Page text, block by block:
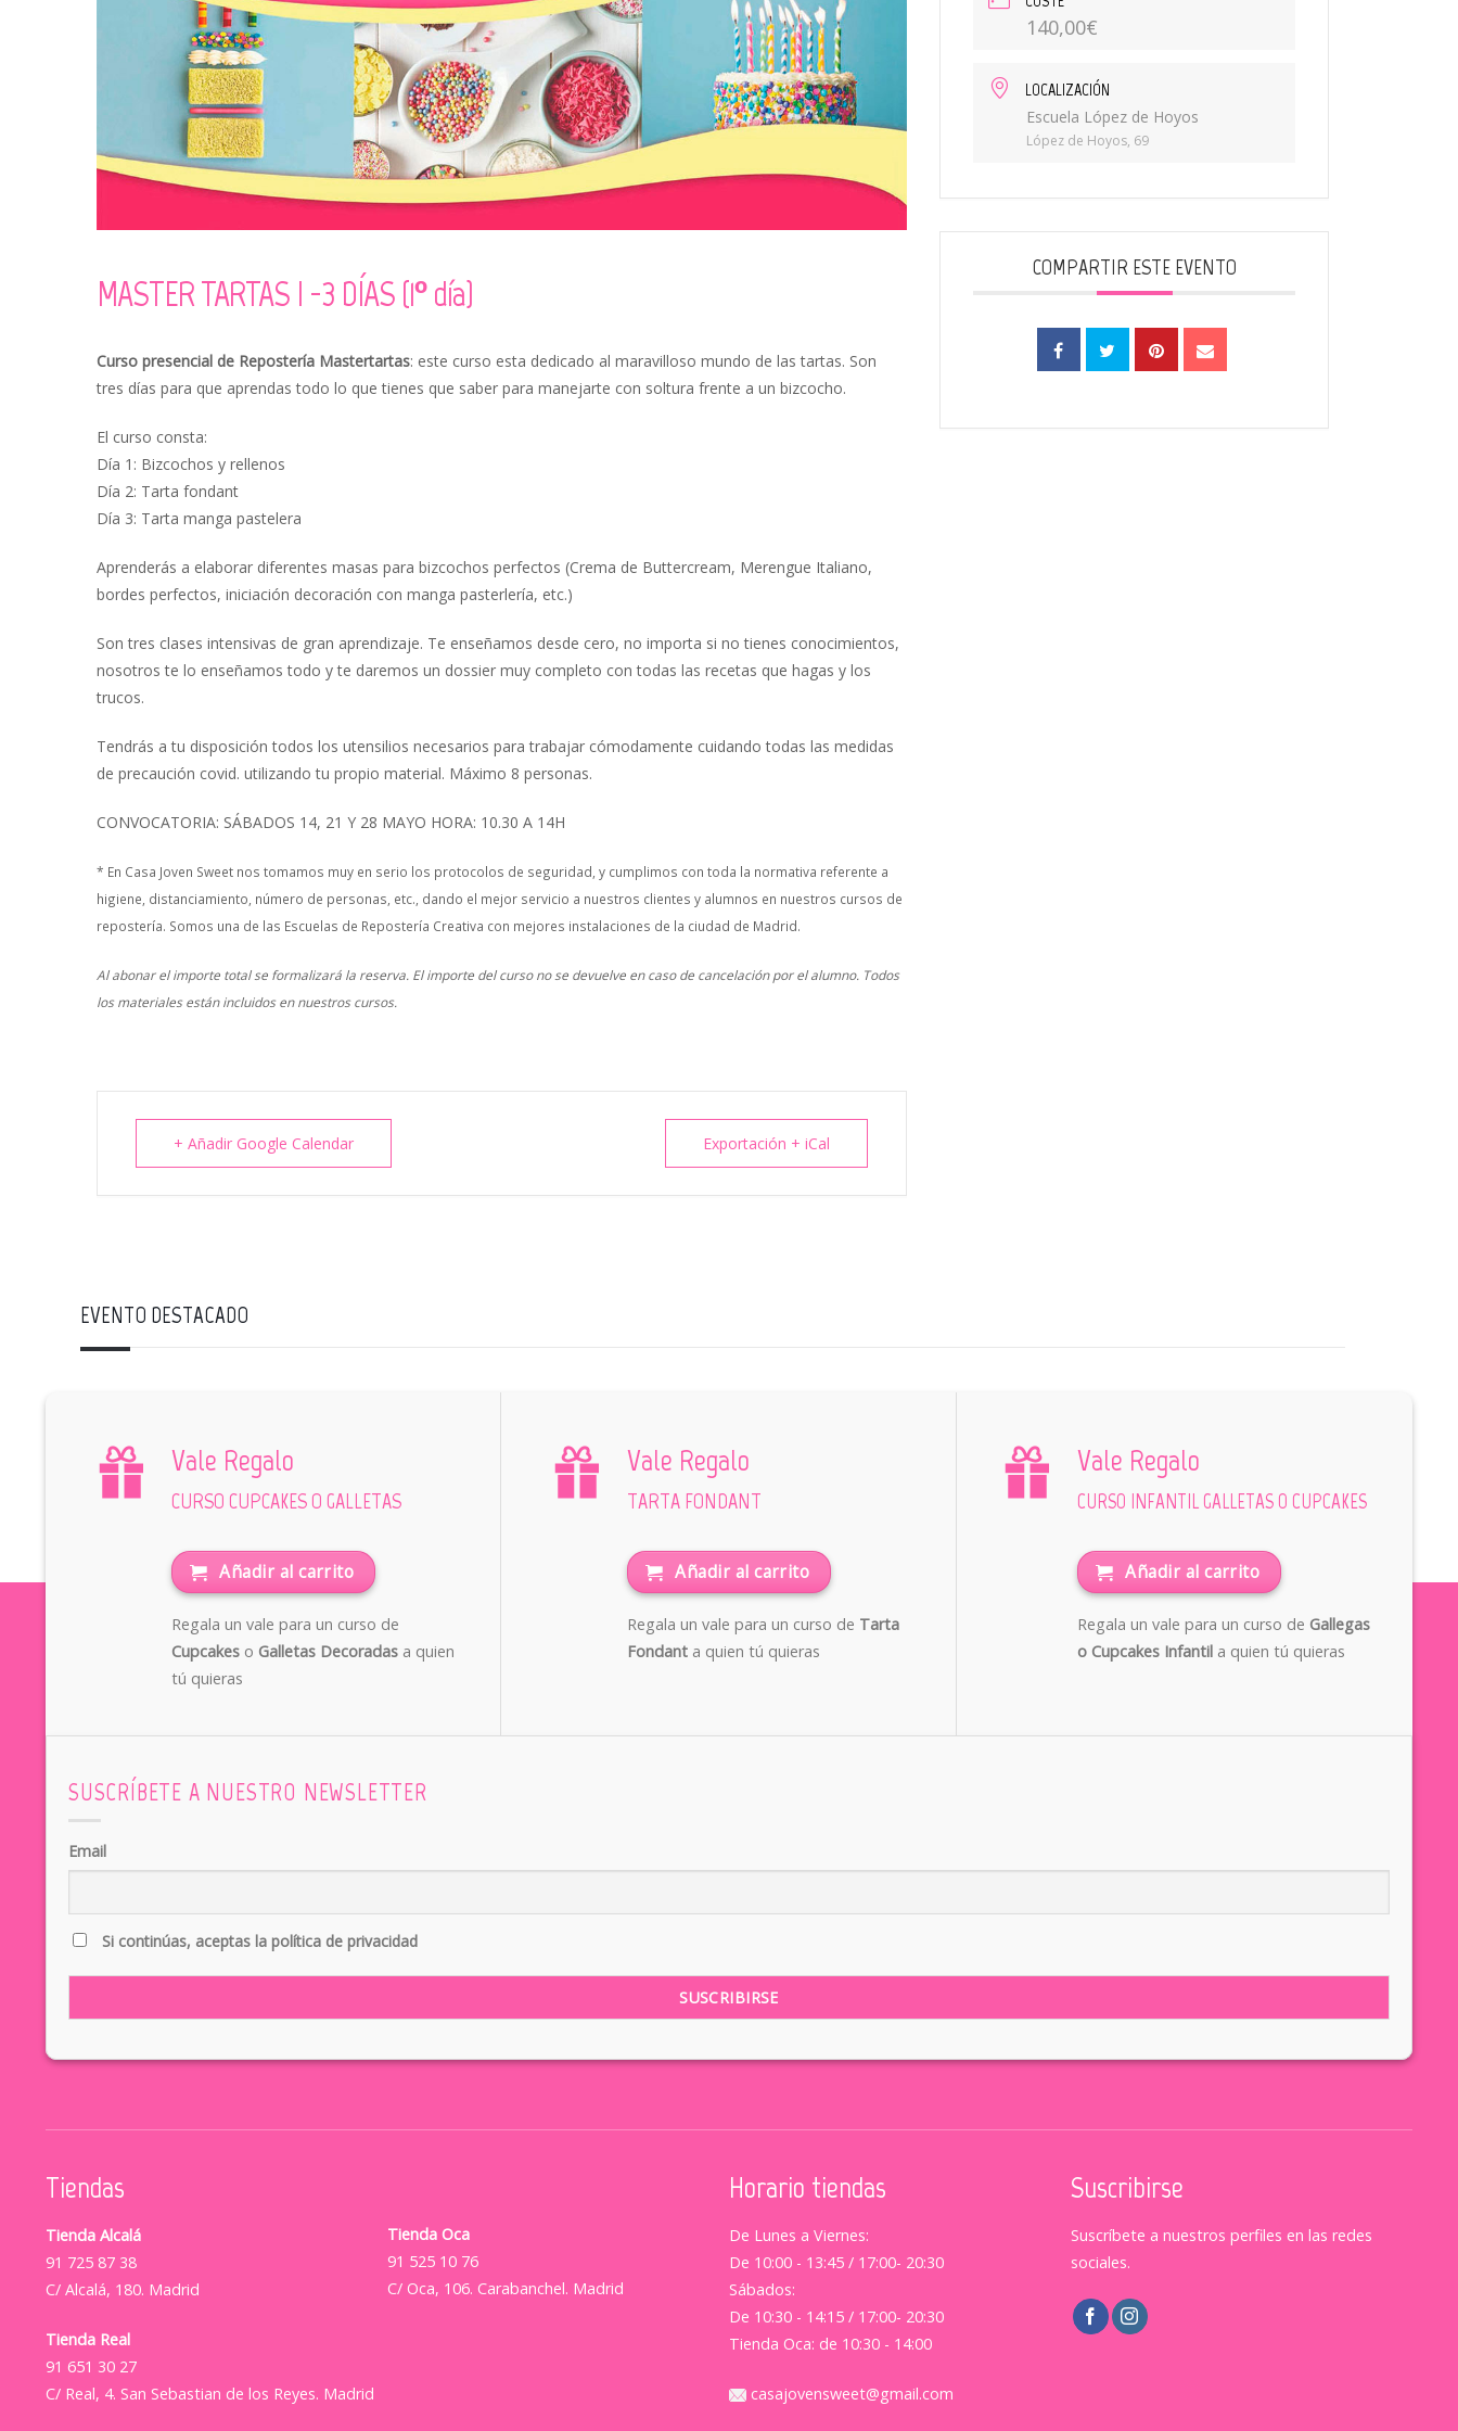
MASTER TARTAS I -3 DÍAS (1º día)
Curso presencial de Repostería Mastertartas: este curso esta dedicado al maravilloso mundo de las tartas. Son
tres días para que aprendas todo lo que tienes que saber para manejarte con soltura frente a un bizcocho.
El curso consta:
Día 1: Bizcochos y rellenos
Día 2: Tarta fondant
Día 3: Tarta manga pastelera
Aprenderás a elaborar diferentes masas para bizcochos perfectos (Crema de Buttercream, Merengue Italiano,
bordes perfectos, iniciación decoración con manga pasterlería, etc.)
Son tres clases intensivas de gran aprendizaje. Te enseñamos desde cero, no importa si no tienes conocimientos,
nosotros te lo enseñamos todo y te daremos un dossier muy completo con todas las recetas que hagas y los
trucos.
Tendrás a tu disposición todos los utensilios necesarios para trabajar cómodamente cuidando todas las medidas
de precaución covid. utilizando tu propio material. Máximo 8 personas.
CONVOCATORIA: SÁBADOS 14, 21 Y 28 MAYO HORA: 10.30 A 14H
* En Casa Joven Sweet nos tomamos muy en serio los protocolos de seguridad, y cumplimos con toda la normativa referente a
higiene, distanciamiento, número de personas, etc., dando el mejor servicio a nuestros clientes y alumnos en nuestros cursos de
repostería. Somos una de las Escuelas de Repostería Creativa con mejores instalaciones de la ciudad de Madrid.
Al abonar el importe total se formalizará la reserva. El importe del curso no se devuelve en caso de cancelación por el alumno. Todos
los materiales están incluidos en nuestros cursos.
+ Añadir Google Calendar Exportación + iCal
140,00€
LOCALIZACIÓN
Escuela López de Hoyos
López de Hoyos, 69
COMPARTIR ESTE EVENTO
EVENTO DESTACADO
Vale Regalo
CURSO CUPCAKES O GALLETAS
Añadir al carrito
Regala un vale para un curso de
Cupcakes o Galletas Decoradas a quien
tú quieras
Vale Regalo
TARTA FONDANT
Añadir al carrito
Regala un vale para un curso de Tarta
Fondant a quien tú quieras
Vale Regalo
CURSO INFANTIL GALLETAS O CUPCAKES
Añadir al carrito
Regala un vale para un curso de Gallegas
o Cupcakes Infantil a quien tú quieras
SUSCRÍBETE A NUESTRO NEWSLETTER
Email
Si continúas, aceptas la política de privacidad
Tiendas
Tienda Alcalá
91 725 87 38
C/ Alcalá, 180. Madrid
Tienda Real
91 651 30 27
C/ Real, 4. San Sebastian de los Reyes. Madrid
Tienda Oca
91 525 10 76
C/ Oca, 106. Carabanchel. Madrid
Horario tiendas
De Lunes a Viernes:
De 10:00 - 13:45 / 17:00- 20:30
Sábados:
De 10:30 - 14:15 / 17:00- 20:30
Tienda Oca: de 10:30 - 14:00
casajovensweet@gmail.com
Suscribirse
Suscríbete a nuestros perfiles en las redes
sociales.